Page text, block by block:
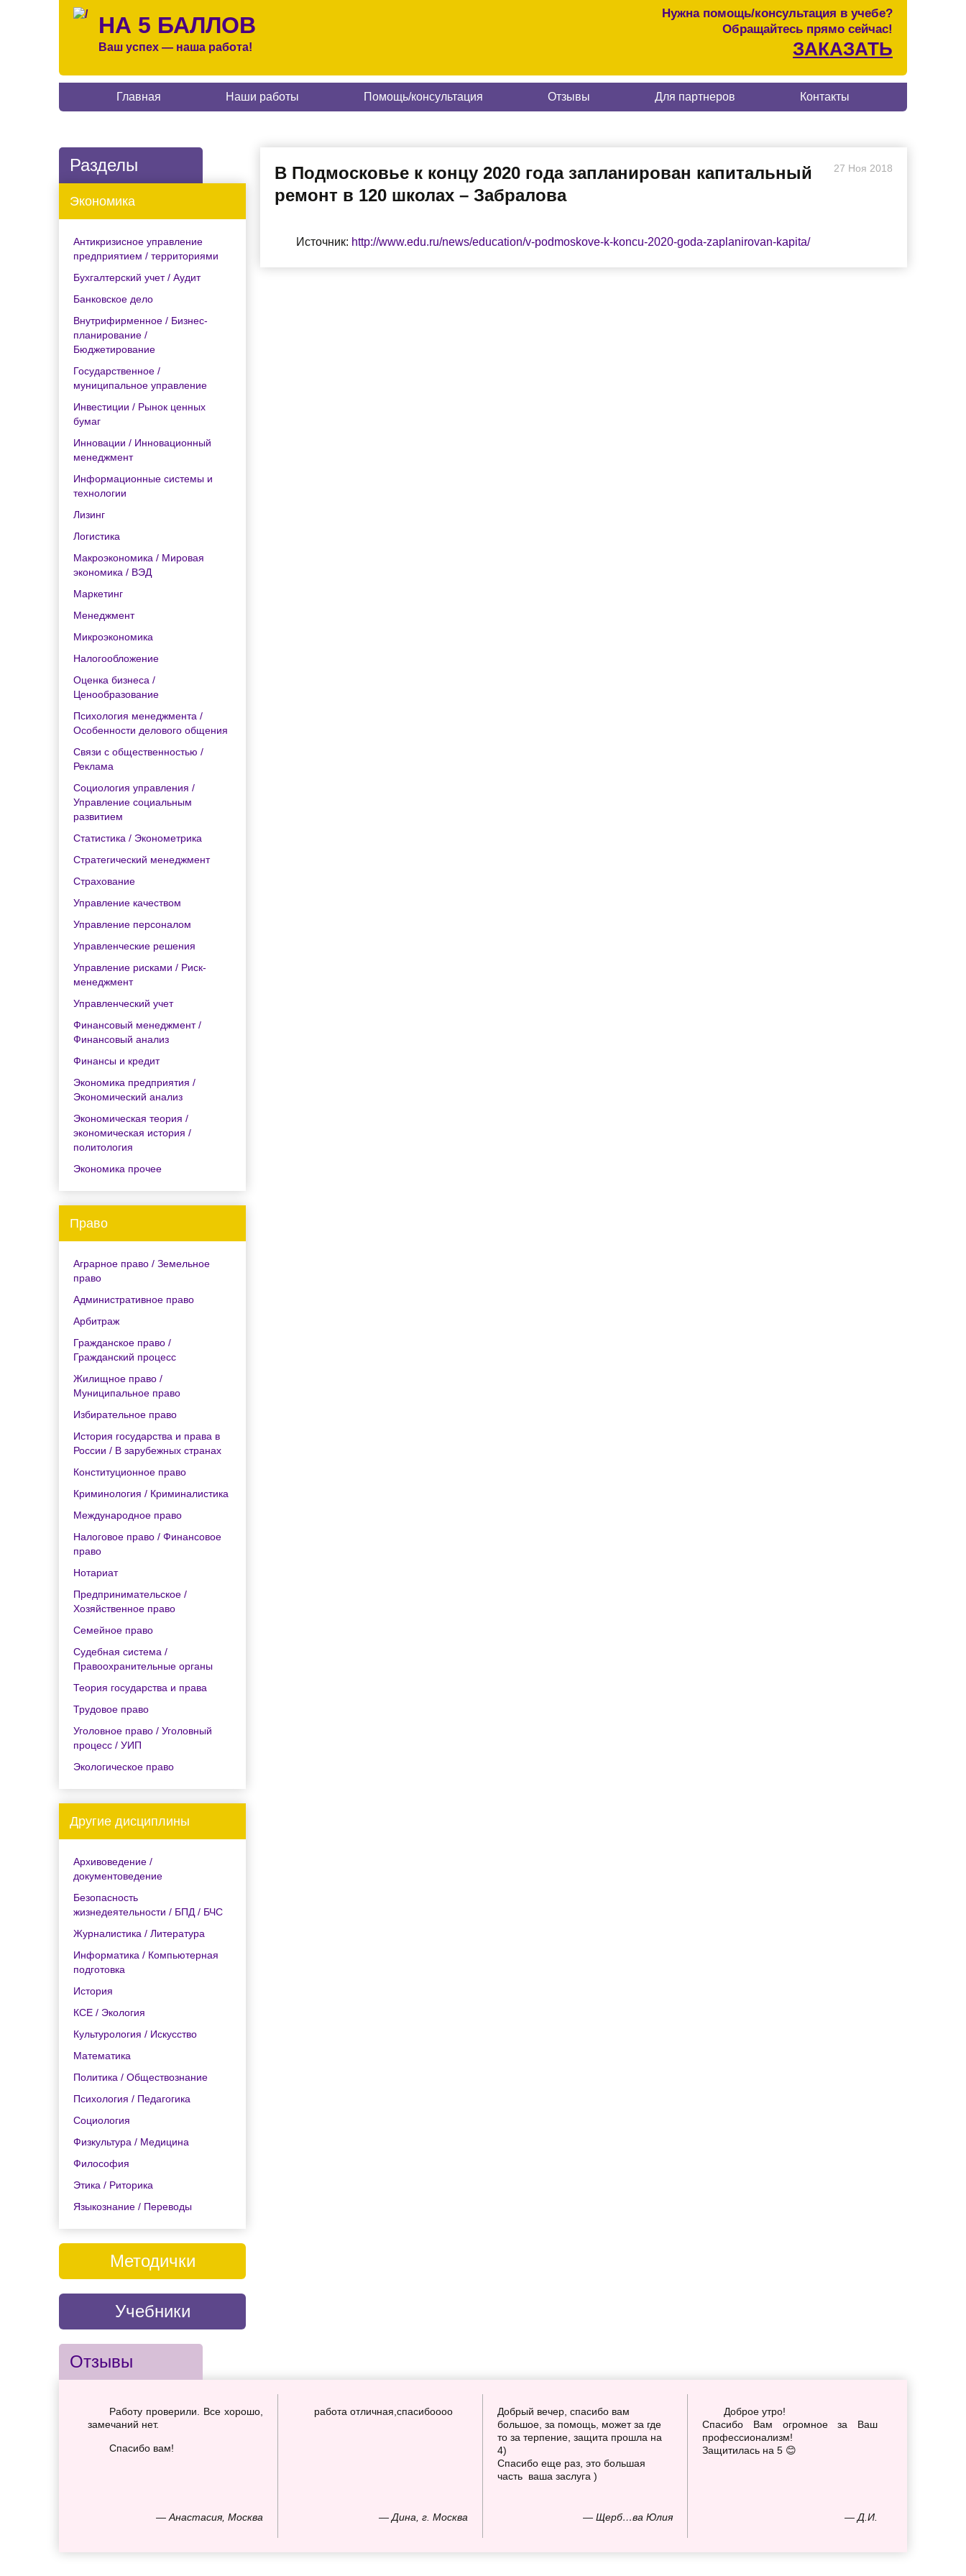
НА 5 БАЛЛОВ
Ваш успех — наша работа!
Нужна помощь/консультация в учебе?
Обращайтесь прямо сейчас!
ЗАКАЗАТЬ
Главная Наши работы Помощь/консультация Отзывы Для партнеров Контакты
Разделы
Экономика
Антикризисное управление
предприятием / территориями
Бухгалтерский учет / Аудит
Банковское дело
Внутрифирменное / Бизнес-
планирование /
Бюджетирование
Государственное /
муниципальное управление
Инвестиции / Рынок ценных
бумаг
Инновации / Инновационный
менеджмент
Информационные системы и
технологии
Лизинг
Логистика
Макроэкономика / Мировая
экономика / ВЭД
Маркетинг
Менеджмент
Микроэкономика
Налогообложение
Оценка бизнеса /
Ценообразование
Психология менеджмента /
Особенности делового общения
Связи с общественностью /
Реклама
Социология управления /
Управление социальным
развитием
Статистика / Эконометрика
Стратегический менеджмент
Страхование
Управление качеством
Управление персоналом
Управленческие решения
Управление рисками / Риск-
менеджмент
Управленческий учет
Финансовый менеджмент /
Финансовый анализ
Финансы и кредит
Экономика предприятия /
Экономический анализ
Экономическая теория /
экономическая история /
политология
Экономика прочее
Право
Аграрное право / Земельное
право
Административное право
Арбитраж
Гражданское право /
Гражданский процесс
Жилищное право /
Муниципальное право
Избирательное право
История государства и права в
России / В зарубежных странах
Конституционное право
Криминология / Криминалистика
Международное право
Налоговое право / Финансовое
право
Нотариат
Предпринимательское /
Хозяйственное право
Семейное право
Судебная система /
Правоохранительные органы
Теория государства и права
Трудовое право
Уголовное право / Уголовный
процесс / УИП
Экологическое право
Другие дисциплины
Архивоведение /
документоведение
Безопасность
жизнедеятельности / БПД / БЧС
Журналистика / Литература
Информатика / Компьютерная
подготовка
История
КСЕ / Экология
Культурология / Искусство
Математика
Политика / Обществознание
Психология / Педагогика
Социология
Физкультура / Медицина
Философия
Этика / Риторика
Языкознание / Переводы
Методички
Учебники
27 Ноя 2018
В Подмосковье к концу 2020 года запланирован капитальный
ремонт в 120 школах – Забралова
Источник: http://www.edu.ru/news/education/v-podmoskove-k-koncu-2020-goda-zaplanirovan-kapita/
Отзывы
— Анастасия, Москва
Работу проверили. Все хорошо,
замечаний нет.
Спасибо вам!
— Дина, г. Москва
работа отличная,спасибоооо
— Щерб…ва Юлия
Добрый вечер, спасибо вам
большое, за помощь, может за где
то за терпение, защита прошла на
4)
Спасибо еще раз, это большая
часть ваша заслуга )
— Д.И.
Доброе утро!
Спасибо Вам огромное за Ваш
профессионализм!
Защитилась на 5 😊